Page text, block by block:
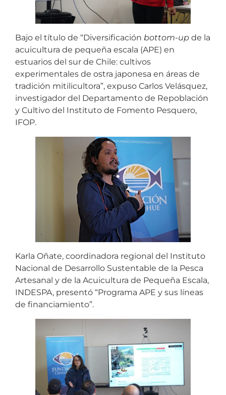
Bajo el título de “Diversificación bottom-up de la
acuicultura de pequeña escala (APE) en
estuarios del sur de Chile: cultivos
experimentales de ostra japonesa en áreas de
tradición mitilicultora”, expuso Carlos Velásquez,
investigador del Departamento de Repoblación
y Cultivo del Instituto de Fomento Pesquero,
IFOP.
Karla Oñate, coordinadora regional del Instituto
Nacional de Desarrollo Sustentable de la Pesca
Artesanal y de la Acuicultura de Pequeña Escala,
INDESPA, presentó “Programa APE y sus líneas
de financiamiento”.